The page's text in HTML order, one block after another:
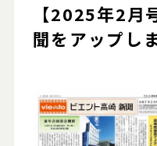
【2025年2月
聞をアップし